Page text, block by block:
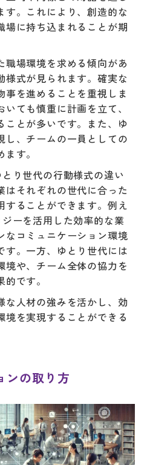
す。これにより、創造的な
場に持ち込まれることが期
職場環境を求める傾向があ
様式が見られます。確実な
事を進めることを重視しま
ても慎重に計画を立て、
ことが多いです。また、ゆ
し、チームの一員としての
す。
り世代の行動様式の違い
はそれぞれの世代に合った
することができます。例え
ーを活用した効率的な業
なコミュニケーション環境
す。一方、ゆとり世代には
境や、チーム全体の協力を
です。
な人材の強みを活かし、効
境を実現することができる
ンの取り方